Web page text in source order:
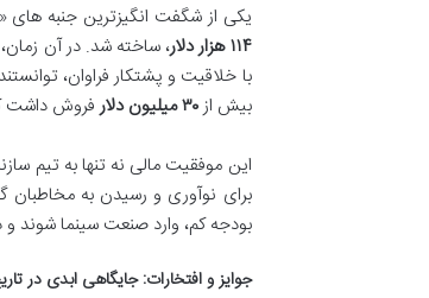
یکی از شگفت انگیزترین جنبه های «Night of the Living Dead»، داستان تولید آن است. این فیلم با بودجه ای فوق العاده کم، حدود
۱۱۴ هزار دلار
، ساخته شد. در آن
با خلاقیت و پشتکار فراوان،
بیش از۳۰ میلیون دلار
فروش داشت
این موفقیت مالی نه تنها به تیم
برای نوآوری و رسیدن به مخاطبان
بودجه کم، وارد صنعت سینما شوند و
جوایز و افتخارات: جایگاهی ابدی در